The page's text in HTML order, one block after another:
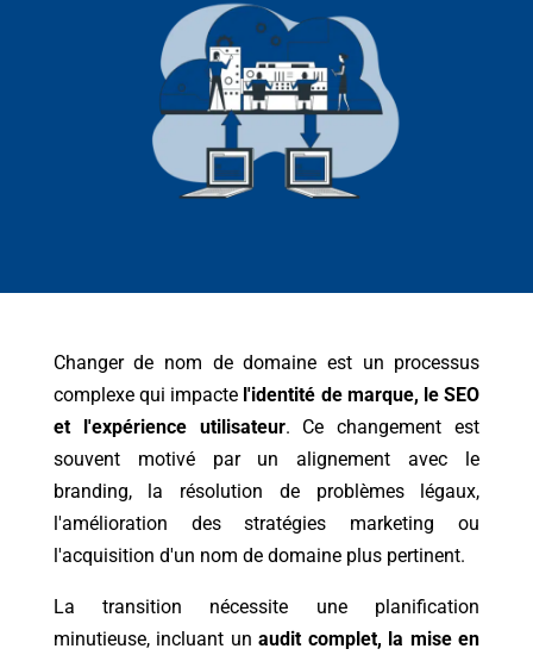
Changer de nom de domaine est un processus
complexe qui impacte l'identité de marque, le SEO
et l'expérience utilisateur. Ce changement est
souvent motivé par un alignement avec le
branding, la résolution de problèmes légaux,
l'amélioration des stratégies marketing ou
l'acquisition d'un nom de domaine plus pertinent.
La transition nécessite une planification
minutieuse, incluant un audit complet, la mise en